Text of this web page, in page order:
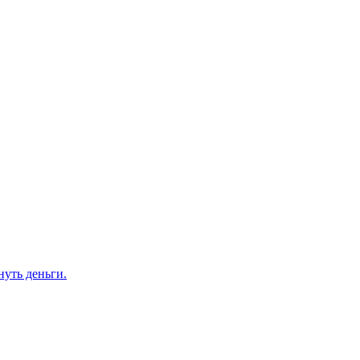
деньги.